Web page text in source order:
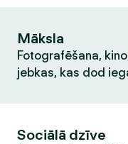
Māksla
Fotografēšana,
jebkas, kas dod
Sociālā dzīve